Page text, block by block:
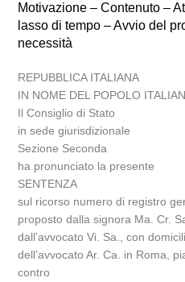
Motivazione – Contenuto –
lasso di tempo – Avvio del
necessità
REPUBBLICA ITALIANA
IN NOME DEL POPOLO
Il Consiglio di Stato
in sede giurisdizionale
Sezione Seconda
ha pronunciato la presente
SENTENZA
sul ricorso numero di registro
proposto dalla signora Ma. Cr.
dall’avvocato Vi. Sa., con
dell’avvocato Ar. Ca. in Roma,
contro